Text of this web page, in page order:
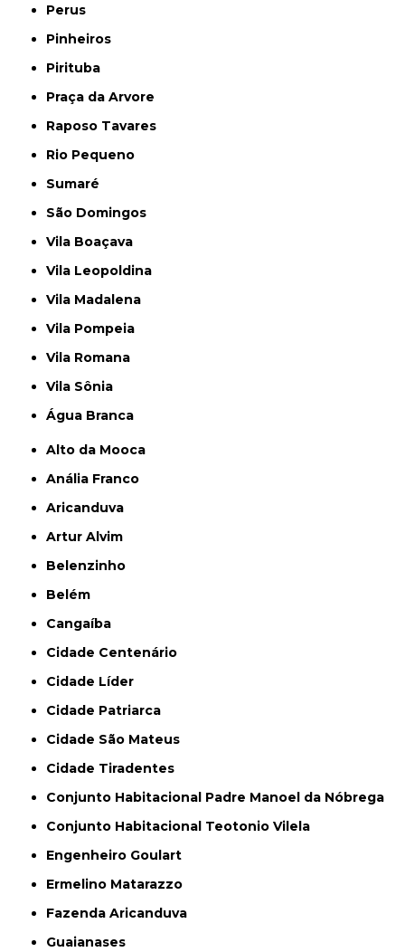
Perus
Pinheiros
Pirituba
Praça da Arvore
Raposo Tavares
Rio Pequeno
Sumaré
São Domingos
Vila Boaçava
Vila Leopoldina
Vila Madalena
Vila Pompeia
Vila Romana
Vila Sônia
Água Branca
Alto da Mooca
Anália Franco
Aricanduva
Artur Alvim
Belenzinho
Belém
Cangaíba
Cidade Centenário
Cidade Líder
Cidade Patriarca
Cidade São Mateus
Cidade Tiradentes
Conjunto Habitacional Padre Manoel da Nóbrega
Conjunto Habitacional Teotonio Vilela
Engenheiro Goulart
Ermelino Matarazzo
Fazenda Aricanduva
Guaianases